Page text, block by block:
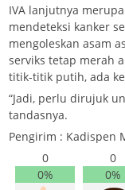
IVA lanjutnya
mendeteksi kanker
mengoleskan asam
serviks tetap merah
titik-titik putih, ada
“Jadi, perlu dirujuk
tandasnya.
Pengirim : Kadispen
0
0%
0
0%